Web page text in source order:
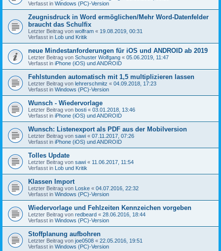
Verfasst in Windows (PC)-Version
Zeugnisdruck in Word ermöglichen/Mehr Word-Datenfelder
braucht das Schulfix
Letzter Beitrag von wolfram « 19.08.2019, 00:31
Verfasst in Lob und Kritik
neue Mindestanforderungen für iOS und ANDROID ab 2019
Letzter Beitrag von Schuster Wolfgang « 05.06.2019, 11:47
Verfasst in iPhone (iOS) und ANDROID
Fehlstunden automatisch mit 1,5 multiplizieren lassen
Letzter Beitrag von lehrerschmitz « 04.09.2018, 17:23
Verfasst in Windows (PC)-Version
Wunsch - Wiedervorlage
Letzter Beitrag von bosti « 03.01.2018, 13:46
Verfasst in iPhone (iOS) und ANDROID
Wunsch: Listenexport als PDF aus der Mobilversion
Letzter Beitrag von sawi « 07.11.2017, 07:26
Verfasst in iPhone (iOS) und ANDROID
Tolles Update
Letzter Beitrag von sawi « 11.06.2017, 11:54
Verfasst in Lob und Kritik
Klassen Import
Letzter Beitrag von Loske « 04.07.2016, 22:32
Verfasst in Windows (PC)-Version
Wiedervorlage und Fehlzeiten Kennzeichen vorgeben
Letzter Beitrag von redbeard « 28.06.2016, 18:44
Verfasst in Windows (PC)-Version
Stoffplanung aufbohren
Letzter Beitrag von joe0508 « 22.05.2016, 19:51
Verfasst in Windows (PC)-Version